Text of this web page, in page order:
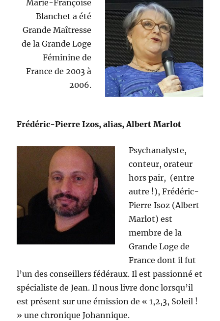
Marie-Françoise
Blanchet a été
Grande Maîtresse
de la Grande Loge
Féminine de
France de 2003 à
2006.
Frédéric-Pierre Izos, alias, Albert Marlot
Psychanalyste,
conteur, orateur
hors pair, (entre
autre !), Frédéric-
Pierre Isoz (Albert
Marlot) est
membre de la
Grande Loge de
France dont il fut
l’un des conseillers fédéraux. Il est passionné et
spécialiste de Jean. Il nous livre donc lorsqu’il
est présent sur une émission de « 1,2,3, Soleil !
» une chronique Johannique.